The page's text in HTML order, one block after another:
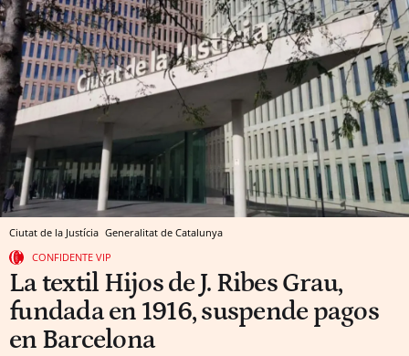
Ciutat de la Justícia Generalitat de Catalunya
CONFIDENTE VIP
La textil Hijos de J. Ribes Grau,
fundada en 1916, suspende pagos
en Barcelona